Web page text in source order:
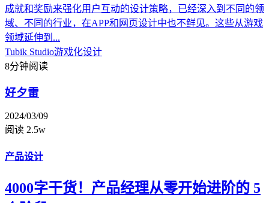
成就和奖励来强化用户互动的设计策略，已经深入到不同的领
域、不同的行业，在APP和网页设计中也不鲜见。这些从游戏
领域延伸到...
Tubik Studio游戏化设计
8分钟阅读
好夕雷
2024/03/09
阅读 2.5w
产品设计
4000字干货！产品经理从零开始进阶的 5